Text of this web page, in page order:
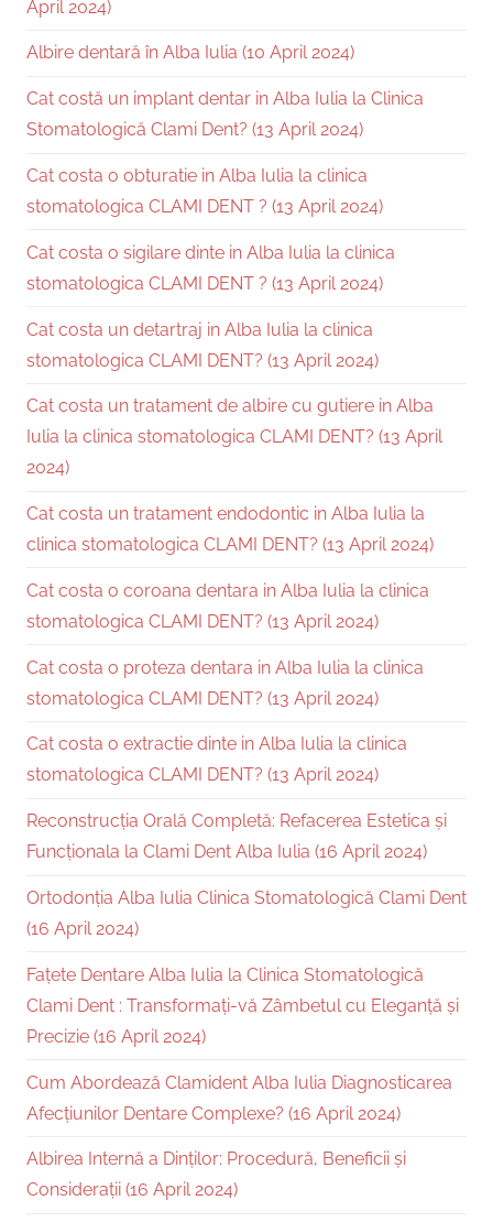
April 2024)
Albire dentară în Alba Iulia (10 April 2024)
Cat costă un implant dentar in Alba Iulia la Clinica
Stomatologică Clami Dent? (13 April 2024)
Cat costa o obturatie in Alba Iulia la clinica
stomatologica CLAMI DENT ? (13 April 2024)
Cat costa o sigilare dinte in Alba Iulia la clinica
stomatologica CLAMI DENT ? (13 April 2024)
Cat costa un detartraj in Alba Iulia la clinica
stomatologica CLAMI DENT? (13 April 2024)
Cat costa un tratament de albire cu gutiere in Alba
Iulia la clinica stomatologica CLAMI DENT? (13 April
2024)
Cat costa un tratament endodontic in Alba Iulia la
clinica stomatologica CLAMI DENT? (13 April 2024)
Cat costa o coroana dentara in Alba Iulia la clinica
stomatologica CLAMI DENT? (13 April 2024)
Cat costa o proteza dentara in Alba Iulia la clinica
stomatologica CLAMI DENT? (13 April 2024)
Cat costa o extractie dinte in Alba Iulia la clinica
stomatologica CLAMI DENT? (13 April 2024)
Reconstrucția Orală Completă: Refacerea Estetica și
Funcționala la Clami Dent Alba Iulia (16 April 2024)
Ortodonția Alba Iulia Clinica Stomatologică Clami Dent
(16 April 2024)
Fațete Dentare Alba Iulia la Clinica Stomatologică
Clami Dent : Transformați-vă Zâmbetul cu Eleganță și
Precizie (16 April 2024)
Cum Abordează Clamident Alba Iulia Diagnosticarea
Afecțiunilor Dentare Complexe? (16 April 2024)
Albirea Internă a Dinților: Procedură, Beneficii și
Considerații (16 April 2024)